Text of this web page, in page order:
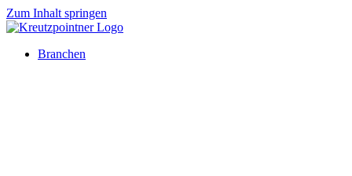
Zum Inhalt springen
Branchen